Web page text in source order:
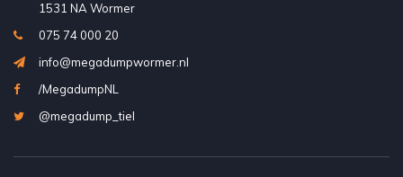
1531 NA Wormer
075 74 000 20
info@megadumpwormer.nl
/MegadumpNL
@megadump_tiel